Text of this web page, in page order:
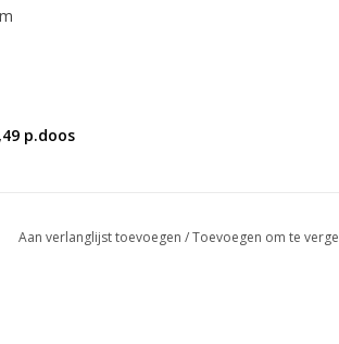
p.doos
Aan verlanglijst toevoegen /Toevoegen om te